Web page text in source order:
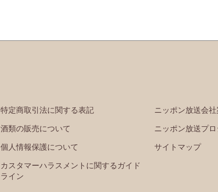
特定商取引法に関する表記
酒類の販売について
個人情報保護について
カスタマーハラスメントに関するガイド
ライン
ニッポン放送会社
ニッポン放送プ
サイトマップ